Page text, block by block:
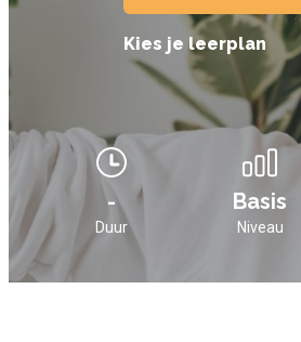
Voucher
Account
Meer
Kies je leerplan
- Basis
Duur Niveau